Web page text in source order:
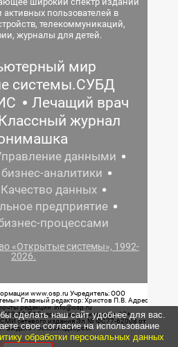
пользователей в
телекоммуникаций,
журналы для детей.
мир
системы.СУБД
Лечащий врач
Классный журнал
данными
аналитики
Качество данных
предприятие
процессами
«Открытые системы», 1992-
2026.
www.osp.ru Учредитель: ООО
Главный редактор: Христов П.В. Адрес
редакции: info@osp.ru
18-54 Возрастная маркировка: 12+
СМИ сетевого издания Эл.№ ФС77-62008 от
выдано Роскомнадзором.
сделать наш сайт удобнее для вас.
свое согласие на использование
обработки персональных данных